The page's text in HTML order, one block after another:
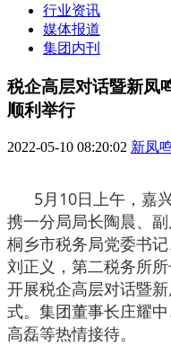
行业资讯
媒体报道
集团内刊
税企高层对话暨新凤
顺利举行
2022-05-10 08:20:02 新凤
5月10日上午，嘉
携一分局局长陶晨、
桐乡市税务局党委书
刘正义，第二税务所
开展税企高层对话暨
式。集团董事长庄耀
高磊等热情接待。